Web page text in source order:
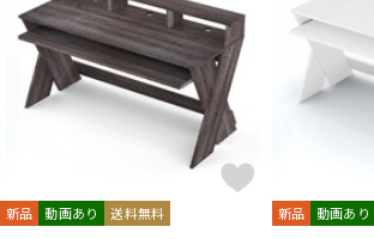
新品 動画あり 送料無料 新品 動画あり